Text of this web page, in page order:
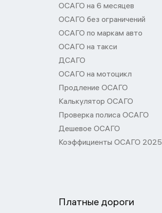
ОСАГО на 6 месяцев
ОСАГО без ограничений
ОСАГО по маркам авто
ОСАГО на такси
ДСАГО
ОСАГО на мотоцикл
Продление ОСАГО
Калькулятор ОСАГО
Проверка полиса ОСАГО
Дешевое ОСАГО
Коэффициенты ОСАГО 2025
Платные дороги